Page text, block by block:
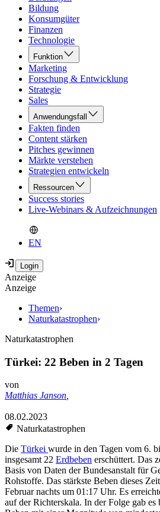
Bildung
Konsumgüter
Finanzen
Technologie
Funktion
Marketing
Forschung & Entwicklung
Strategie
Sales
Anwendungsfall
Fakten finden
Content stärken
Pitches gewinnen
Märkte verstehen
Strategien entwickeln
Ressourcen
Success stories
Live-Webinars & Aufzeichnungen
EN
Anzeige
Anzeige
Themen›
Naturkatastrophen›
Naturkatastrophen
Türkei: 22 Beben in 2 Tagen
von
Matthias Janson,
08.02.2023
Naturkatastrophen
Die Türkei wurde in den Tagen vom 6.
insgesamt 22 Erdbeben erschüttert. Das
Basis von Daten der Bundesanstalt für
Rohstoffe. Das stärkste Beben dieses
Februar nachts um 01:17 Uhr. Es
auf der Richterskala. In der Folge gab